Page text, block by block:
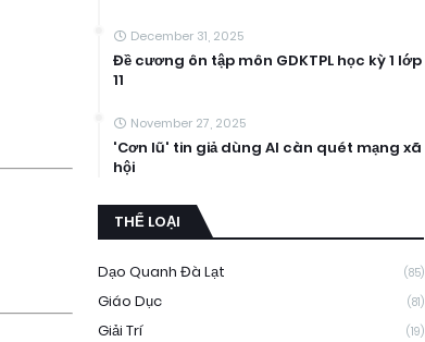
December 31, 2025
Đề cương ôn tập môn GDKTPL học kỳ 1 lớp
11
November 27, 2025
'Cơn lũ' tin giả dùng AI càn quét mạng xã
hội
THỂ LOẠI
Dạo Quanh Đà Lạt (85)
Giáo Dục (81)
Giải Trí (19)